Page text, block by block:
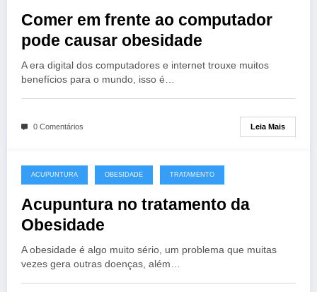
Comer em frente ao computador
pode causar obesidade
A era digital dos computadores e internet trouxe muitos
benefícios para o mundo, isso é…
0 Comentários Leia Mais
ACUPUNTURA OBESIDADE TRATAMENTO
Acupuntura no tratamento da
Obesidade
A obesidade é algo muito sério, um problema que muitas
vezes gera outras doenças, além…